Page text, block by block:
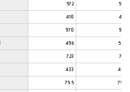
572 574
410 410
970 973
496 509
723 735
433 445
75.5 75.5